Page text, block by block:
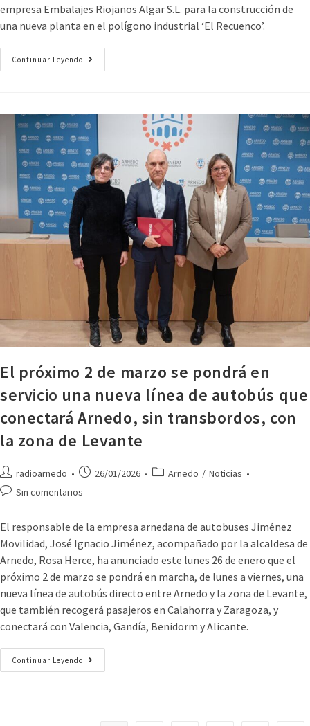
empresa Embalajes Riojanos Algar S.L. para la construcción de
una nueva planta en el polígono industrial ‘El Recuenco’.
Continuar Leyendo
El próximo 2 de marzo se pondrá en
servicio una nueva línea de autobús que
conectará Arnedo, sin transbordos, con
la zona de Levante
radioarnedo 26/01/2026 Arnedo / Noticias
Sin comentarios
El responsable de la empresa arnedana de autobuses Jiménez
Movilidad, José Ignacio Jiménez, acompañado por la alcaldesa de
Arnedo, Rosa Herce, ha anunciado este lunes 26 de enero que el
próximo 2 de marzo se pondrá en marcha, de lunes a viernes, una
nueva línea de autobús directo entre Arnedo y la zona de Levante,
que también recogerá pasajeros en Calahorra y Zaragoza, y
conectará con Valencia, Gandía, Benidorm y Alicante.
Continuar Leyendo